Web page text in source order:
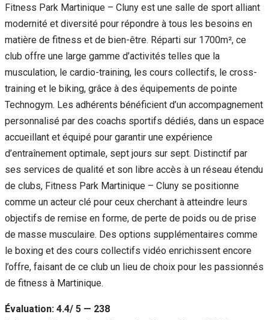
Fitness Park Martinique – Cluny est une salle de sport alliant
modernité et diversité pour répondre à tous les besoins en
matière de fitness et de bien-être. Réparti sur 1700m², ce
club offre une large gamme d’activités telles que la
musculation, le cardio-training, les cours collectifs, le cross-
training et le biking, grâce à des équipements de pointe
Technogym. Les adhérents bénéficient d’un accompagnement
personnalisé par des coachs sportifs dédiés, dans un espace
accueillant et équipé pour garantir une expérience
d’entraînement optimale, sept jours sur sept. Distinctif par
ses services de qualité et son libre accès à un réseau étendu
de clubs, Fitness Park Martinique – Cluny se positionne
comme un acteur clé pour ceux cherchant à atteindre leurs
objectifs de remise en forme, de perte de poids ou de prise
de masse musculaire. Des options supplémentaires comme
le boxing et des cours collectifs vidéo enrichissent encore
l’offre, faisant de ce club un lieu de choix pour les passionnés
de fitness à Martinique.
Évaluation: 4.4/ 5 — 238